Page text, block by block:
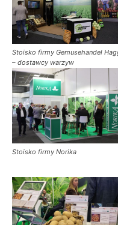
Stoisko firmy Gemusehandel
– dostawcy warzyw
Stoisko firmy Norika